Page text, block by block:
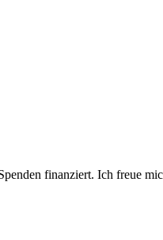
finanziert. Ich freue